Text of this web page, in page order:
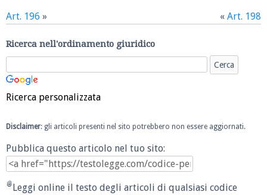
Art. 196 » « Art. 198
Ricerca nell'ordinamento giuridico
Ricerca personalizzata
Disclaimer: gli articoli presenti nel sito potrebbero non essere aggiornati.
Pubblica questo articolo nel tuo sito:
Leggi online il testo degli articoli di qualsiasi codice